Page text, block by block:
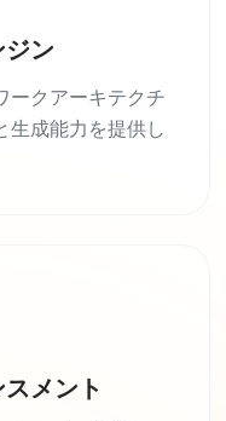
ン
ークアーキテクチ
生成能力を提供し
メント